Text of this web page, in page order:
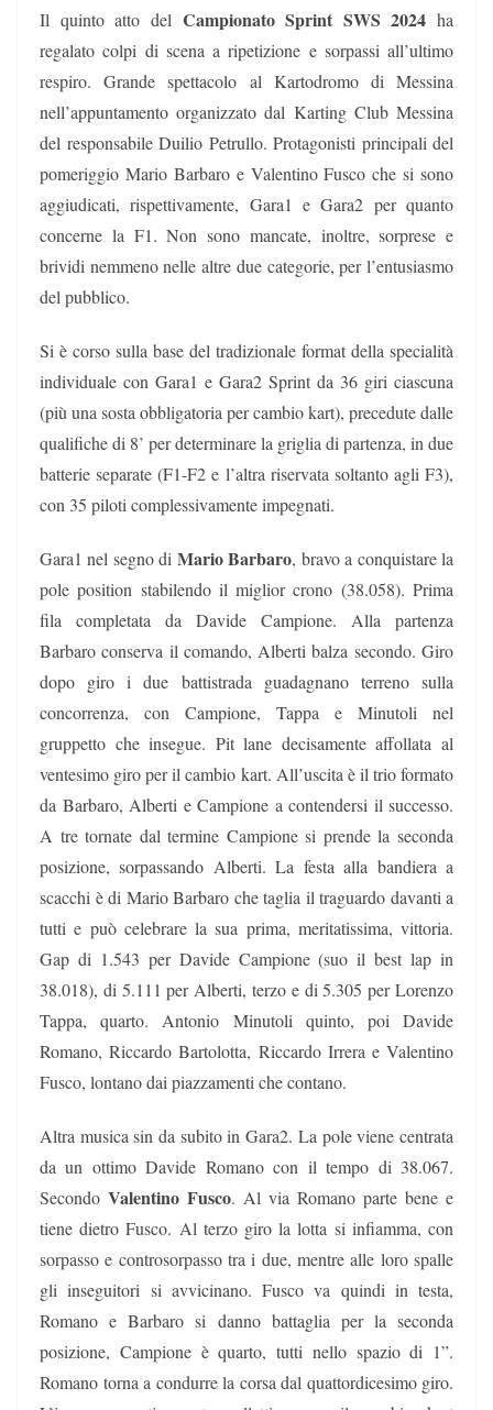
Il quinto atto del Campionato Sprint SWS 2024 ha
regalato colpi di scena a ripetizione e sorpassi all’ultimo
respiro. Grande spettacolo al Kartodromo di Messina
nell’appuntamento organizzato dal Karting Club Messina
del responsabile Duilio Petrullo. Protagonisti principali del
pomeriggio Mario Barbaro e Valentino Fusco che si sono
aggiudicati, rispettivamente, Gara1 e Gara2 per quanto
concerne la F1. Non sono mancate, inoltre, sorprese e
brividi nemmeno nelle altre due categorie, per l’entusiasmo
del pubblico.
Si è corso sulla base del tradizionale format della specialità
individuale con Gara1 e Gara2 Sprint da 36 giri ciascuna
(più una sosta obbligatoria per cambio kart), precedute dalle
qualifiche di 8’ per determinare la griglia di partenza, in due
batterie separate (F1-F2 e l’altra riservata soltanto agli F3),
con 35 piloti complessivamente impegnati.
Gara1 nel segno di Mario Barbaro, bravo a conquistare la
pole position stabilendo il miglior crono (38.058). Prima
fila completata da Davide Campione. Alla partenza
Barbaro conserva il comando, Alberti balza secondo. Giro
dopo giro i due battistrada guadagnano terreno sulla
concorrenza, con Campione, Tappa e Minutoli nel
gruppetto che insegue. Pit lane decisamente affollata al
ventesimo giro per il cambio kart. All’uscita è il trio formato
da Barbaro, Alberti e Campione a contendersi il successo.
A tre tornate dal termine Campione si prende la seconda
posizione, sorpassando Alberti. La festa alla bandiera a
scacchi è di Mario Barbaro che taglia il traguardo davanti a
tutti e può celebrare la sua prima, meritatissima, vittoria.
Gap di 1.543 per Davide Campione (suo il best lap in
38.018), di 5.111 per Alberti, terzo e di 5.305 per Lorenzo
Tappa, quarto. Antonio Minutoli quinto, poi Davide
Romano, Riccardo Bartolotta, Riccardo Irrera e Valentino
Fusco, lontano dai piazzamenti che contano.
Altra musica sin da subito in Gara2. La pole viene centrata
da un ottimo Davide Romano con il tempo di 38.067.
Secondo Valentino Fusco. Al via Romano parte bene e
tiene dietro Fusco. Al terzo giro la lotta si infiamma, con
sorpasso e controsorpasso tra i due, mentre alle loro spalle
gli inseguitori si avvicinano. Fusco va quindi in testa,
Romano e Barbaro si danno battaglia per la seconda
posizione, Campione è quarto, tutti nello spazio di 1”.
Romano torna a condurre la corsa dal quattordicesimo giro.